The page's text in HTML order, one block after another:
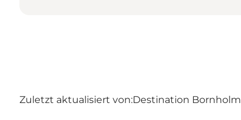
Zuletzt aktualisiert von:Destination Bornholm